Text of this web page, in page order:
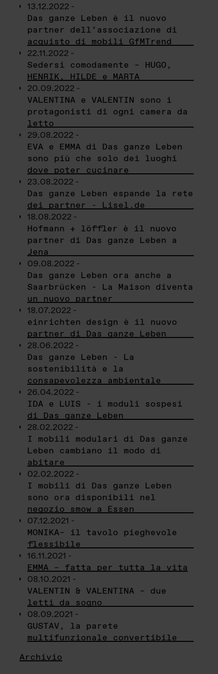
13.12.2022 -
Das ganze Leben è il nuovo
partner dell’associazione di
acquisto di mobili GfMTrend
22.11.2022 -
Sedersi comodamente – HUGO,
HENRIK, HILDE e MARTA
20.09.2022 -
VALENTINA e VALENTIN sono i
protagonisti di ogni camera da
letto
29.08.2022 -
EVA e EMMA di Das ganze Leben
sono più che solo dei luoghi
dove poter cucinare
23.08.2022 -
Das ganze Leben espande la rete
dei partner - Lisel.de
18.08.2022 -
Hofmann + löffler è il nuovo
partner di Das ganze Leben a
Jena
09.08.2022 -
Das ganze Leben ora anche a
Saarbrücken - La Maison diventa
un nuovo partner
18.07.2022 -
einrichten design è il nuovo
partner di Das ganze Leben
28.06.2022 -
Das ganze Leben - La
sostenibilità e la
consapevolezza ambientale
26.04.2022 -
IDA e LUIS - i moduli sospesi
di Das ganze Leben
28.02.2022 -
I mobili modulari di Das ganze
Leben cambiano il modo di
abitare
02.02.2022 -
I mobili di Das ganze Leben
sono ora disponibili nel
negozio smow a Essen
07.12.2021 -
MONIKA– il tavolo pieghevole
flessibile
16.11.2021 -
EMMA – fatta per tutta la vita
08.10.2021 -
VALENTIN & VALENTINA – due
letti da sogno
08.09.2021 -
GUSTAV, la parete
multifunzionale convertibile
Archivio